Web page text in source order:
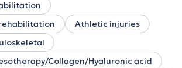
therapeutic plans.
Athletic injuries
Collagen/Hyaluronic acid